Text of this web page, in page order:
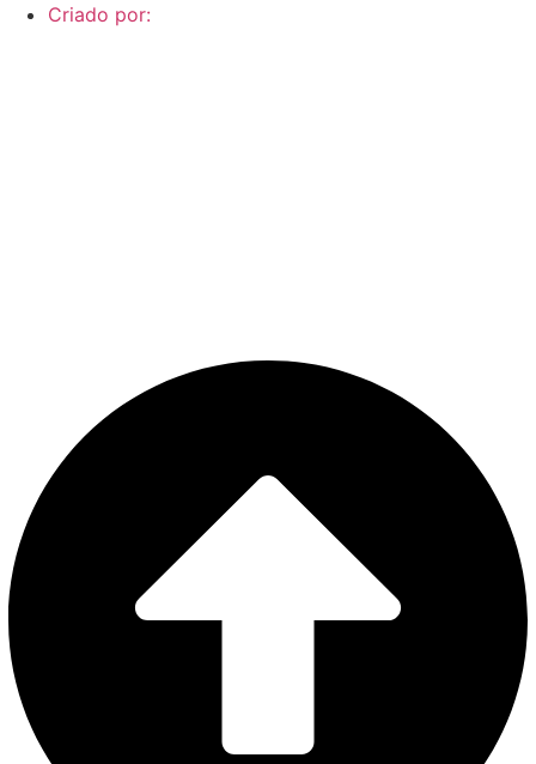
Criado por: